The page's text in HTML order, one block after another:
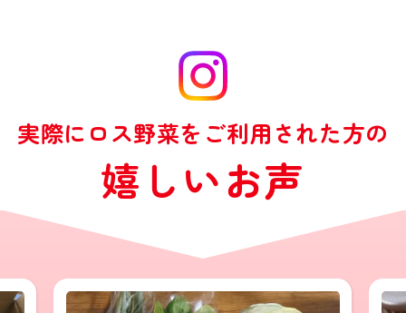
実際にロス野菜をご利用された方の
嬉しいお声